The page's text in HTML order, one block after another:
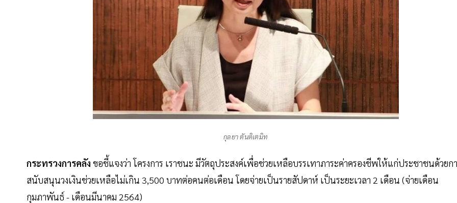
กุลยา ตันติเตมิท
กระทรวงการคลัง ขอชี้แจงว่า โครงการ เราชนะ มีวัตถุประสงค์เพื่อช่วยเหลือบรรเทาภาระค่าครองชีพให้แก่ประชาชนด้วยก
สนับสนุนวงเงินช่วยเหลือไม่เกิน 3,500 บาทต่อคนต่อเดือน โดยจ่ายเป็นรายสัปดาห์ เป็นระยะเวลา 2 เดือน (จ่ายเดือน
กุมภาพันธ์ - เดือนมีนาคม 2564)